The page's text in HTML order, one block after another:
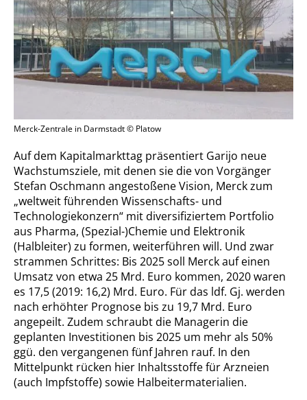
Merck-Zentrale in Darmstadt © Platow
Auf dem Kapitalmarkttag präsentiert Garijo neue
Wachstumsziele, mit denen sie die von Vorgänger
Stefan Oschmann angestoßene Vision, Merck zum
„weltweit führenden Wissenschafts- und
Technologiekonzern“ mit diversifiziertem Portfolio
aus Pharma, (Spezial-)Chemie und Elektronik
(Halbleiter) zu formen, weiterführen will. Und zwar
strammen Schrittes: Bis 2025 soll Merck auf einen
Umsatz von etwa 25 Mrd. Euro kommen, 2020 waren
es 17,5 (2019: 16,2) Mrd. Euro. Für das ldf. Gj. werden
nach erhöhter Prognose bis zu 19,7 Mrd. Euro
angepeilt. Zudem schraubt die Managerin die
geplanten Investitionen bis 2025 um mehr als 50%
ggü. den vergangenen fünf Jahren rauf. In den
Mittelpunkt rücken hier Inhaltsstoffe für Arzneien
(auch Impfstoffe) sowie Halbeitermaterialien.